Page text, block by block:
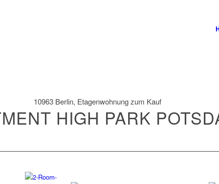
10963 Berlin, Etagenwohnung zum Kauf
HIGH PARK